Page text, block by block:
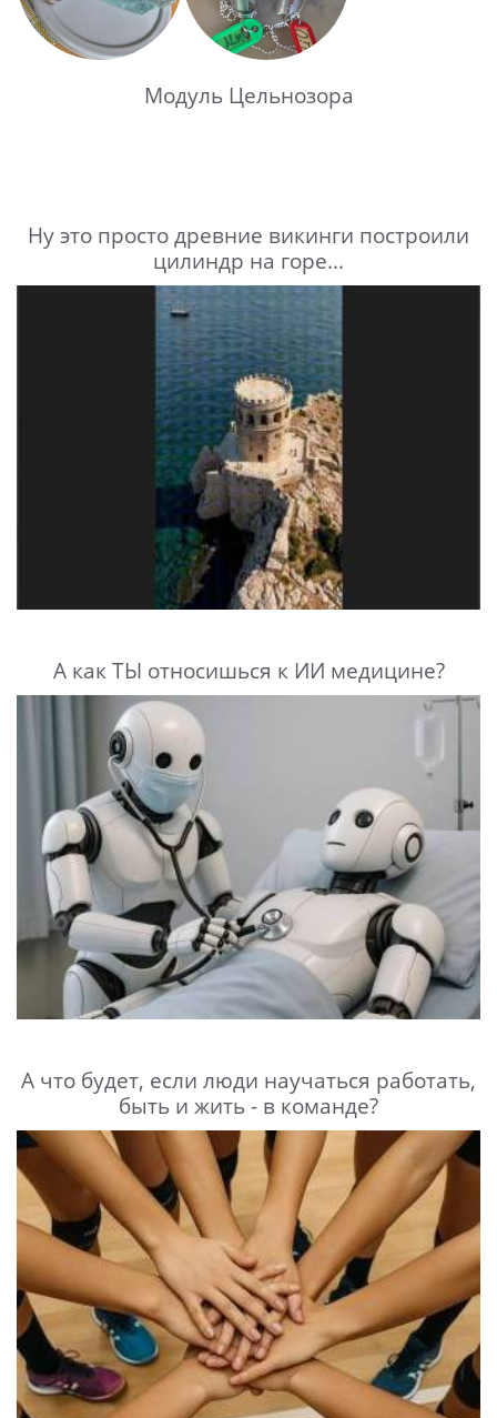
Модуль Цельнозора
Ну это просто древние викинги построили
цилиндр на горе...
А как ТЫ относишься к ИИ медицине?
А что будет, если люди научаться работать,
быть и жить - в команде?